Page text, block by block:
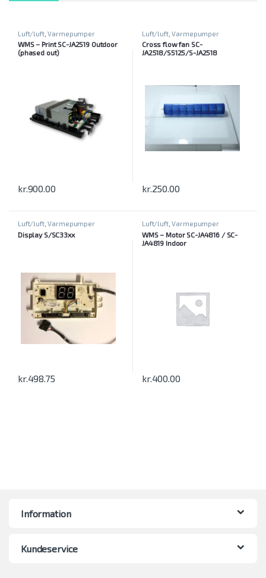
Luft/luft,Varmepumper
WMS – Print SC-JA2519 Outdoor
(phased out)
kr.900.00
Luft/luft,Varmepumper
Cross flow fan SC-
JA2518/S5125/S-JA2518
kr.250.00
Luft/luft,Varmepumper
Display S/SC33xx
kr.498.75
Luft/luft,Varmepumper
WMS – Motor SC-JA4816 / SC-
JA4819 Indoor
kr.400.00
Information
Kundeservice